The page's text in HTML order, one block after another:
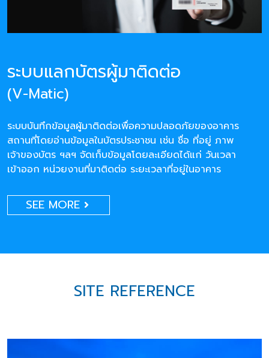
ระบบแลกบัตรผู้มาติดต่อ
(V-Matic)
ระบบบันทึกข้อมูลผู้มาติดต่อเพื่อความปลอดภัยของอาคาร
สถานที่โดยอ่านข้อมูลในบัตรประชาชน เช่น ชื่อ ที่อยู่ ภาพ
เจ้าของบัตร ฯลฯ จัดเก็บข้อมูลโดยละเอียดได้แก่ วันเวลา
เข้าออก หน่วยงานที่มาติดต่อ ระยะเวลาที่อยู่ในอาคาร
SEE MORE
SITE REFERENCE